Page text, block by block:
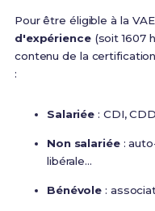
Pour être éligible à la
d'expérience(soit 1607
contenu de la
:
Salariée : CDI,
Non salariée:
libérale...
Bénévole :